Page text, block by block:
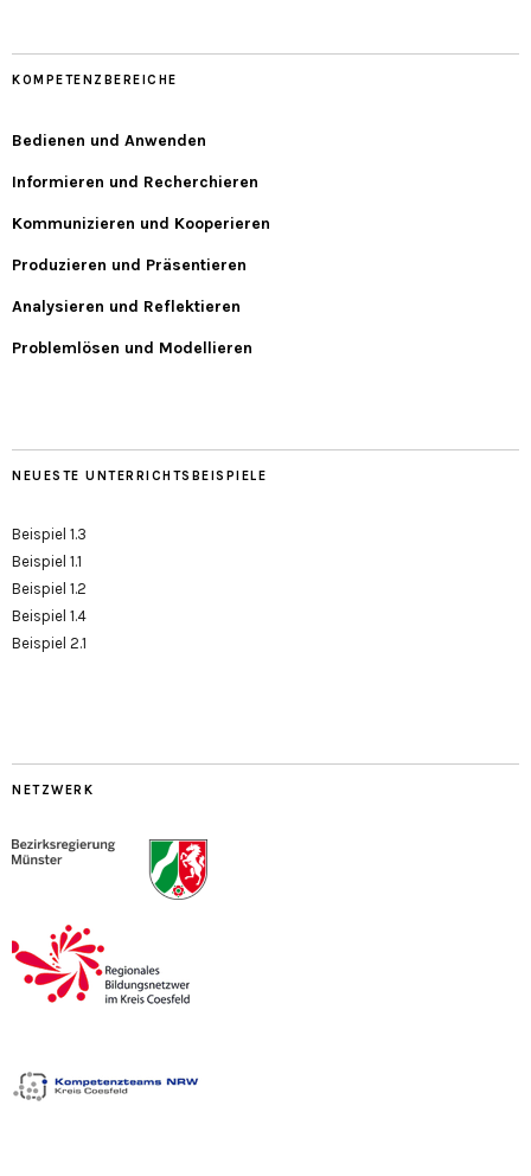
KOMPETENZBEREICHE
Bedienen und Anwenden
Informieren und Recherchieren
Kommunizieren und Kooperieren
Produzieren und Präsentieren
Analysieren und Reflektieren
Problemlösen und Modellieren
NEUESTE UNTERRICHTSBEISPIELE
Beispiel 1.3
Beispiel 1.1
Beispiel 1.2
Beispiel 1.4
Beispiel 2.1
NETZWERK